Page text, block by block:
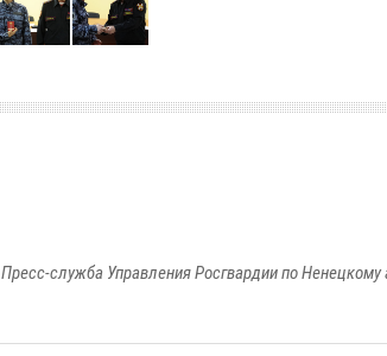
Пресс-служба Управления Росгвардии по Ненецкому